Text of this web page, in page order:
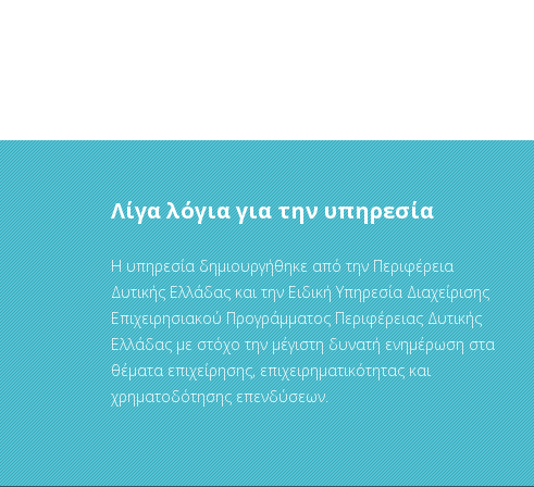
Λίγα λόγια για την υπηρεσία
Η υπηρεσία δημιουργήθηκε από την Περιφέρεια
Δυτικής Ελλάδας και την Ειδική Υπηρεσία Διαχείρισης
Επιχειρησιακού Προγράμματος Περιφέρειας Δυτικής
Ελλάδας με στόχο την μέγιστη δυνατή ενημέρωση στα
θέματα επιχείρησης, επιχειρηματικότητας και
χρηματοδότησης επενδύσεων.